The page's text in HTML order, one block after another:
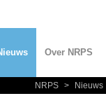
Over NRPS
NRPS > Nieuws